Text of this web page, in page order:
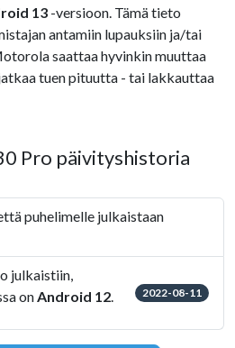
13 -versioon. Tämä tieto
antamiin lupauksiin ja/tai
saattaa hyvinkin muuttaa
tuen pituutta - tai lakkauttaa
Pro päivityshistoria
puhelimelle julkaistaan
julkaistiin,
onAndroid 12. 2022-08-11